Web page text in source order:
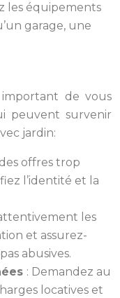
les équipements
garage, une
de vous
peuvent survenir
jardin:
offres trop
l’identité et la
les
et assurez-
abusives.
: Demandez au
locatives et